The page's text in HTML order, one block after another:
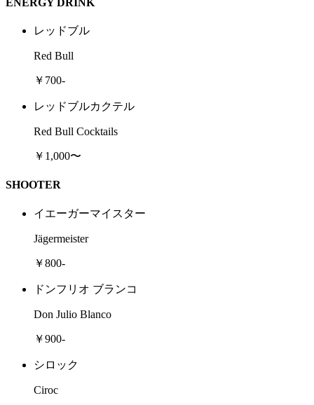
レッドブル
Red Bull
￥700-
レッドブルカクテル
Red Bull Cocktails
￥1,000〜
SHOOTER
イエーガーマイスター
Jägermeister
￥800-
ドンフリオ ブランコ
Don Julio Blanco
￥900-
シロック
Ciroc